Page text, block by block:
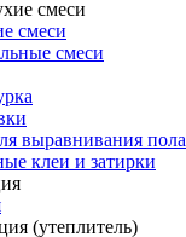
смеси
смеси
выравнивания пола
клеи и затирки